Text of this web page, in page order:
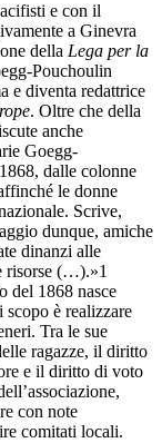
e con il
a Ginevra
della Lega per la
Pouchoulin
e diventa redattrice
. Oltre che della
anche
Goegg-
dalle colonne
le donne
Scrive,
dunque, amiche
dinanzi alle
risorse (…).»1
del 1868 nasce
scopo è realizzare
Tra le sue
ragazze, il diritto
e il diritto di voto
con note
comitati locali.